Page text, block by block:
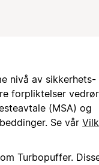
nivå av sikkerhets-
forpliktelser
(MSA) og
Se vår
Turbopuffer.